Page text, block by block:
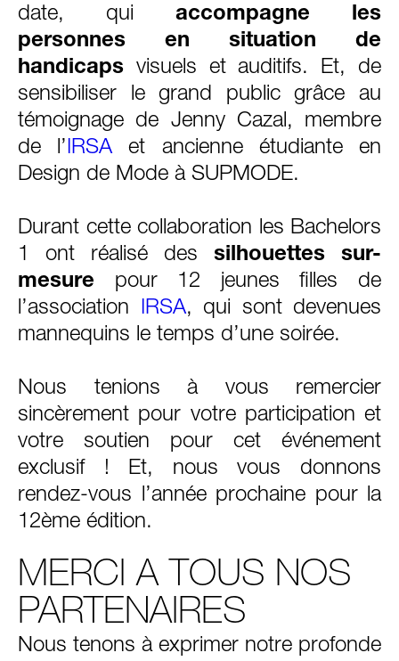
date, qui accompagne les
personnes en situation de
handicaps visuels et auditifs. Et, de
sensibiliser le grand public grâce au
témoignage de Jenny Cazal, membre
de l’IRSAet ancienne étudiante en
Design de Mode à SUPMODE.
Durant cette collaboration les Bachelors
1 ont réalisé des silhouettes sur-
mesure pour 12 jeunes filles de
l’association IRSA, qui sont devenues
mannequins le temps d’une soirée.
Nous tenions à vous remercier
sincèrement pour votre participation et
votre soutien pour cet événement
exclusif ! Et, nous vous donnons
rendez-vous l’année prochaine pour la
12ème édition.
MERCI A TOUS NOS
PARTENAIRES
Nous tenons à exprimer notre profonde